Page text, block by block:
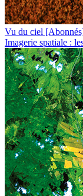
Vu du ciel
Imagerie spatiale :